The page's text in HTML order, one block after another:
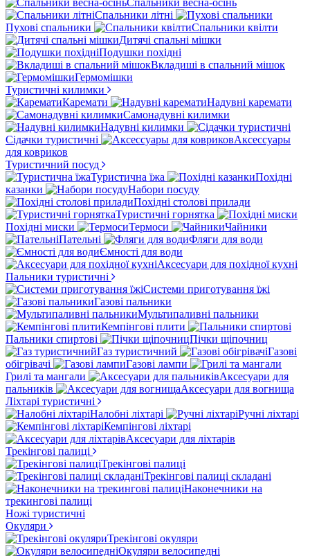
Спальники весна-осінь
Спальники літні
Пухові спальники
Спальники квілти
Дитячі спальні мішки
Подушки похідні
Вкладиші в спальний мішок
Гермомішки
Туристичні килимки
Каремати
Надувні каремати
Самонадувні килимки
Надувні килимки
Сідачки туристичні
Аксессуары
для ковриков
Туристичний посуд
Туристична їжа
Похідні
казанки
Набори посуду
Похідні столові прилади
Туристичні горнятка
Похідні миски
Термоси
Чайники
Пательні
Фляги для води
Ємності для води
Аксесуари для похідної кухні
Пальники туристичні
Системи приготування їжі
Газові пальники
Мультипаливні пальники
Кемпінгові плити
Пальники спиртові
Пічки щіпочниц
Газ туристичний
Газові
обігрівачі
Газові лампи
Грилі та мангали
Аксесуари для
пальників
Аксесуари для вогнища
Ліхтарі туристичні
Налобні ліхтарі
Ручні ліхтарі
Кемпінгові ліхтарі
Аксесуари для ліхтарів
Трекінгові палиці
Трекінгові палиці
Трекінгові палиці складані
Наконечники на
трекингові палиці
Ножі туристичні
Окуляри
Трекінгові окуляри
Окуляри велосипедні